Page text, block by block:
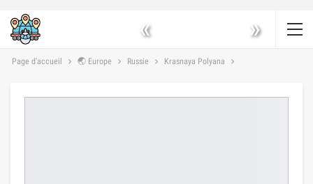
« »
Page d'accueil 🌏 Europe Russie Krasnaya Polyana